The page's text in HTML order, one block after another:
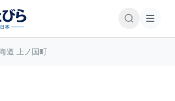
道 上ノ国町